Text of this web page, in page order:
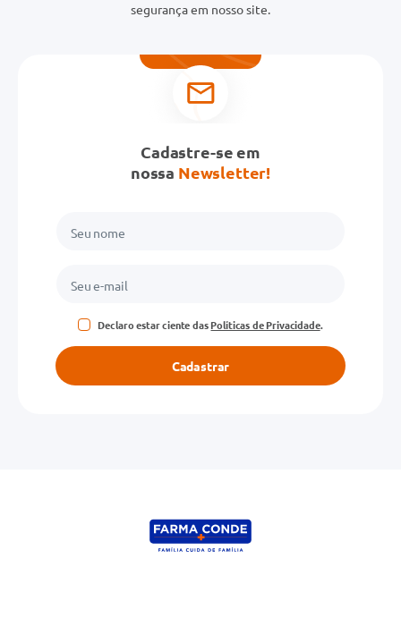
segurança em nosso site.
Cadastre-se em
nossa Newsletter!
Declaro estar ciente dasPolíticas de Privacidade.
Cadastrar